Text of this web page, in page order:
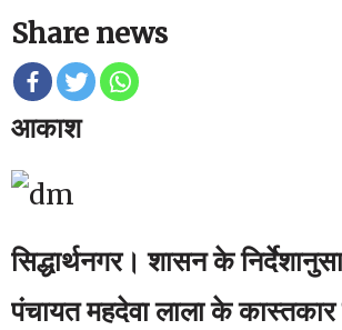
Share news
आकाश
सिद्धार्थनगर। शासन के
पंचायत महदेवा लाला के